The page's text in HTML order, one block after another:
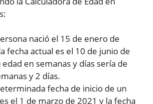
nació el 15 de enero de
fecha actual es el 10 de junio de
edad en semanas y días sería de
y 2 días.
fecha de inicio de un
el 1 de marzo de 2021 y la fecha